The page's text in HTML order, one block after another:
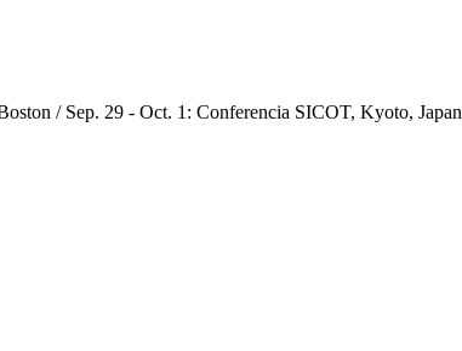
/ Sep. 29 - Oct. 1: Conferencia SICOT, Kyoto, Japan